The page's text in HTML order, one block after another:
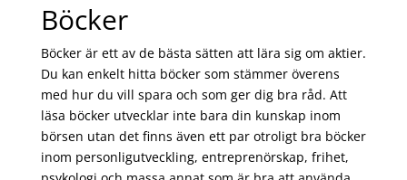
Böcker
Böcker är ett av de bästa sätten att lära sig om aktier.
Du kan enkelt hitta böcker som stämmer överens
med hur du vill spara och som ger dig bra råd. Att
läsa böcker utvecklar inte bara din kunskap inom
börsen utan det finns även ett par otroligt bra böcker
inom personligutveckling, entreprenörskap, frihet,